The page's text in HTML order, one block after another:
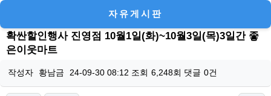
자유게시판
확싼할인행사 진영점 10월1일(화)~10월3일(목)3일간 좋
은이웃마트
작성자 황남금 24-09-30 08:12 조회 6,248회 댓글 0건